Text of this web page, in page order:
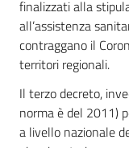
finalizzati alla
all’assistenza
contraggano il
territori regionali.
Il terzo decreto,
norma è del 2011)
a livello nazionale